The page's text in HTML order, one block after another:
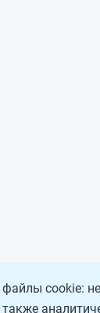
cookie: